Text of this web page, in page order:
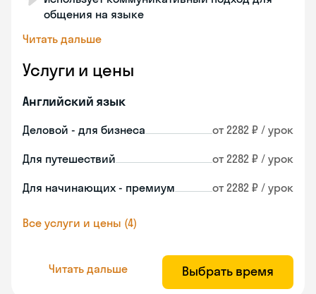
общения на языке
Читать дальше
Услуги и цены
Английский язык
Деловой - для бизнеса от 2282 ₽ / урок
Для путешествий от 2282 ₽ / урок
Для начинающих - премиум от 2282 ₽ / урок
Все услуги и цены (4)
Читать дальше Выбрать время